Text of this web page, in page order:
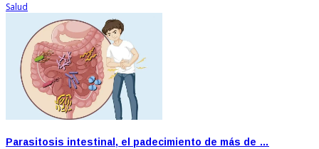
Salud
Parasitosis intestinal, el padecimiento de más de …